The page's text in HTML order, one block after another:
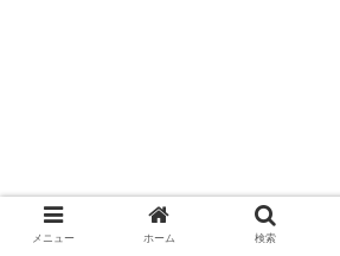
メニュー ホーム 検索